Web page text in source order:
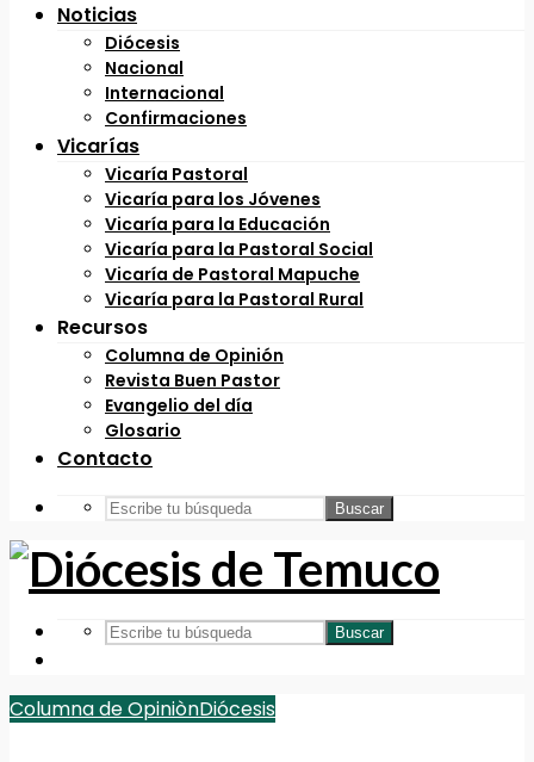
Noticias
Diócesis
Nacional
Internacional
Confirmaciones
Vicarías
Vicaría Pastoral
Vicaría para los Jóvenes
Vicaría para la Educación
Vicaría para la Pastoral Social
Vicaría de Pastoral Mapuche
Vicaría para la Pastoral Rural
Recursos
Columna de Opinión
Revista Buen Pastor
Evangelio del día
Glosario
Contacto
Buscar
Buscar
Columna de OpiniònDiócesis